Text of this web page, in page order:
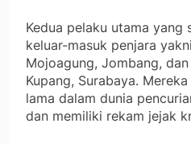
Kedua pelaku utama yang
keluar-masuk penjara
Mojoagung, Jombang,
Kupang, Surabaya.
lama dalam dunia
dan memiliki rekam jejak